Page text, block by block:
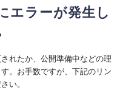
エラーが発生し
れたか、公開準備中などの理
。お手数ですが、下記のリン
い。